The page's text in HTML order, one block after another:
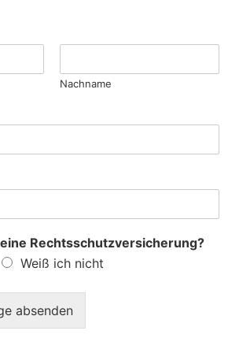
Nachname
Rechtsschutzversicherung?
Weiß ich nicht
absenden